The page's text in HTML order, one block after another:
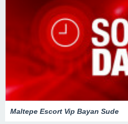
Maltepe Escort Vip Bayan Sude